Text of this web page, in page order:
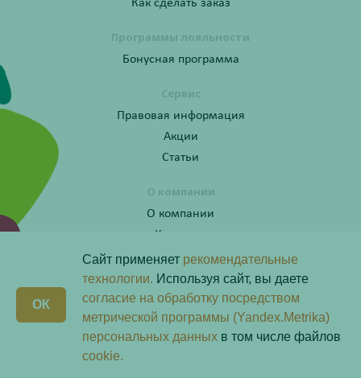
Как сделать заказ
Программы лояльности
Бонусная программа
Сервис
Правовая информация
Акции
Статьи
О компании
О компании
Контакты
Получите консультацию по телефону:
8 (800) 201-40-60 доб. 4
Сайт применяет рекомендательные
технологии. Используя сайт, вы даете
согласие на обработку посредством
метрической программы (Yandex.Metrika)
персональных данных в том числе файлов
cookie.
ОК
Скачай наше
приложение